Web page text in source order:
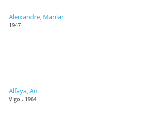
Aleixandre, Marilar
1947
Alfaya, An
Vigo , 1964